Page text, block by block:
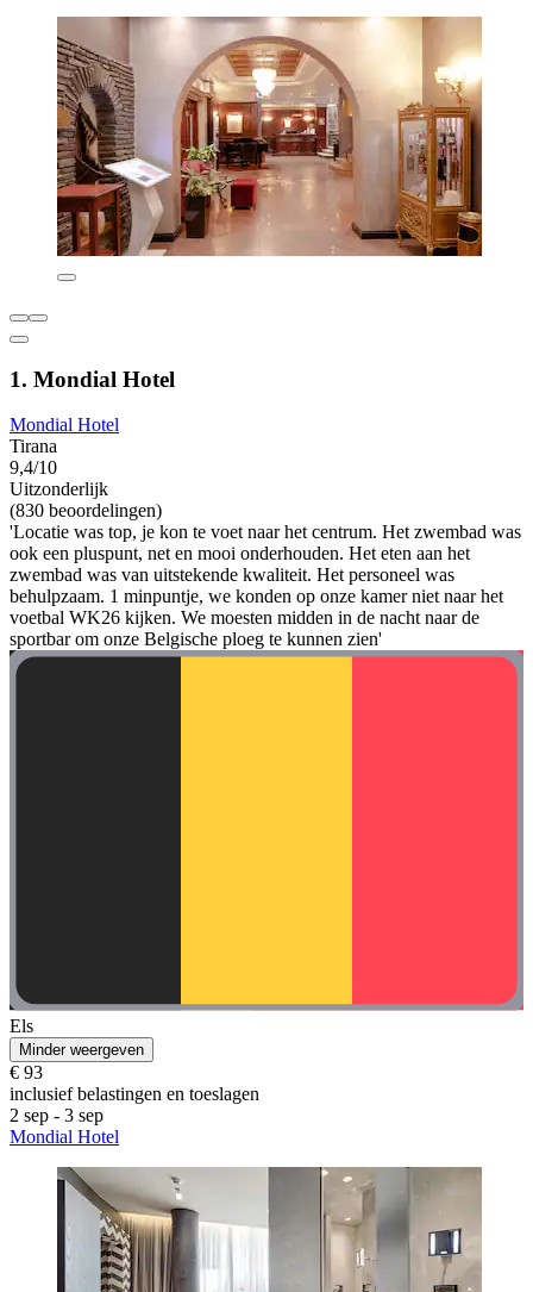
1. Mondial Hotel
Mondial Hotel
Tirana
9,4/10
Uitzonderlijk
(830 beoordelingen)
'Locatie was top, je kon te voet naar het centrum. Het zwembad was
ook een pluspunt, net en mooi onderhouden. Het eten aan het
zwembad was van uitstekende kwaliteit. Het personeel was
behulpzaam. 1 minpuntje, we konden op onze kamer niet naar het
voetbal WK26 kijken. We moesten midden in de nacht naar de
sportbar om onze Belgische ploeg te kunnen zien'
Els
Minder weergeven
€ 93
inclusief belastingen en toeslagen
2 sep - 3 sep
Mondial Hotel